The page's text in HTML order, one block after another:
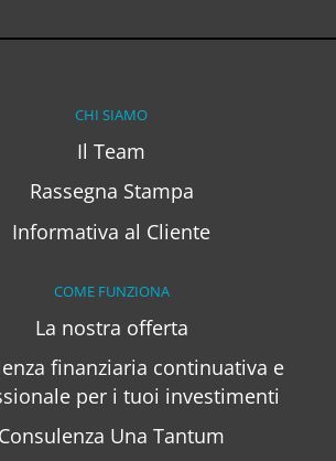
CHI SIAMO
Il Team
Rassegna Stampa
Informativa al Cliente
COME FUNZIONA
La nostra offerta
finanziaria continuativa e
per i tuoi investimenti
Consulenza Una Tantum